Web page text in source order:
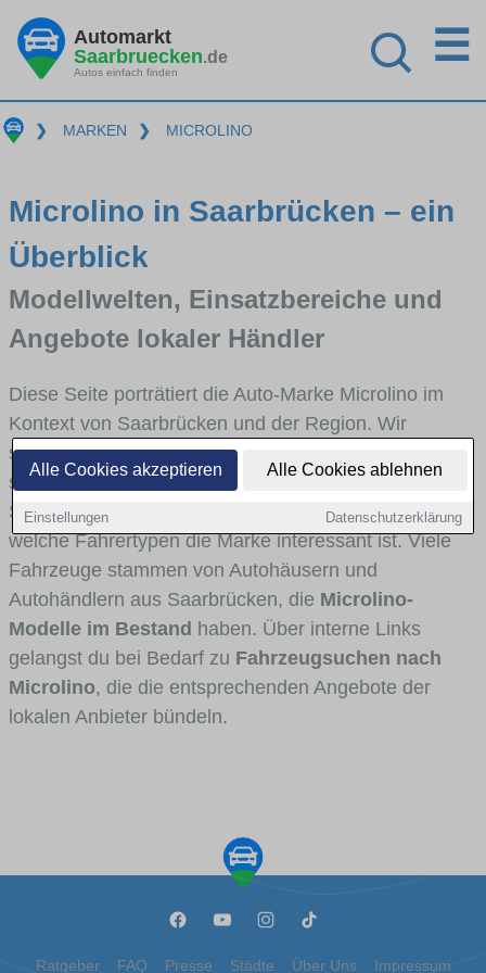
Alle Cookies akzeptieren Alle Cookies ablehnen
Einstellungen Datenschutzerklärung
Automarkt
Saarbruecken.de
Autos einfach finden
☰
❯ MARKEN ❯ MICROLINO
Microlino in Saarbrücken – ein
Überblick
Modellwelten, Einsatzbereiche und
Angebote lokaler Händler
Diese Seite porträtiert die Auto-Marke Microlino im
Kontext von Saarbrücken und der Region. Wir
skizzieren, in welchen Fahrzeugklassen Microlino
stark vertreten ist, welche Modellreihen häufig im
Stadt- und Umlandverkehr zu sehen sind und für
welche Fahrertypen die Marke interessant ist. Viele
Fahrzeuge stammen von Autohäusern und
Autohändlern aus Saarbrücken, die Microlino-
Modelle im Bestand haben. Über interne Links
gelangst du bei Bedarf zu Fahrzeugsuchen nach
Microlino, die die entsprechenden Angebote der
lokalen Anbieter bündeln.
Ratgeber FAQ Presse Städte Über Uns Impressum